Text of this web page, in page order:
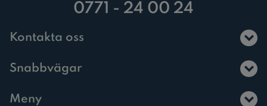
0771 - 24 00 24
Kontakta oss
Snabbvägar
Meny